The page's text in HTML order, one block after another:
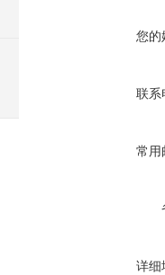
您的
联系
常用
详细